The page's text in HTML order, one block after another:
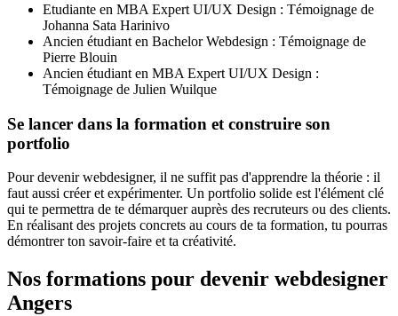
Etudiante en MBA Expert UI/UX Design : Témoignage de
Johanna Sata Harinivo
Ancien étudiant en Bachelor Webdesign : Témoignage de
Pierre Blouin
Ancien étudiant en MBA Expert UI/UX Design :
Témoignage de Julien Wuilque
Se lancer dans la formation et construire son
portfolio
Pour devenir webdesigner, il ne suffit pas d'apprendre la théorie : il
faut aussi créer et expérimenter. Un portfolio solide est l'élément clé
qui te permettra de te démarquer auprès des recruteurs ou des clients.
En réalisant des projets concrets au cours de ta formation, tu pourras
démontrer ton savoir-faire et ta créativité.
Nos formations pour devenir webdesigner
Angers